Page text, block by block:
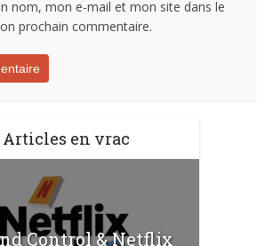
nom, mon e-mail et mon site dans le
prochain commentaire.
Articles en vrac
Control & Netflix